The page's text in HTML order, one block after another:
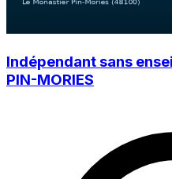
Indépendant sans
PIN-MORIES